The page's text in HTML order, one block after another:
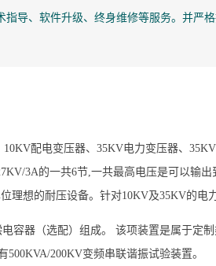
导、软件升级、终身维修等服务。并严
配电变压器、35KV电力变压器、
3A的一共6节,一共最高电压是可以输
想的耐压设备。针对10KV及35KV的电
容器（选配）组成。 该项装置是属于定
200KV变频串联谐振试验装置。